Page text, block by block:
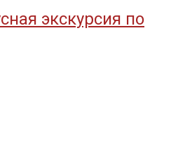
экскурсия по